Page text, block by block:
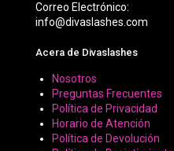
Correo Electrónico:
info@divaslashes.com
Acera de Divaslashes
Nosotros
Preguntas Frecuentes
Política de Privacidad
Horario de Atención
Política de Devolución